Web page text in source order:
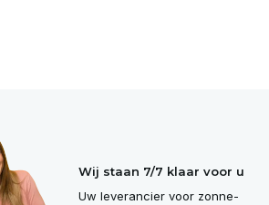
Wij staan 7/7 klaar voor u
Uw leverancier voor zonne-